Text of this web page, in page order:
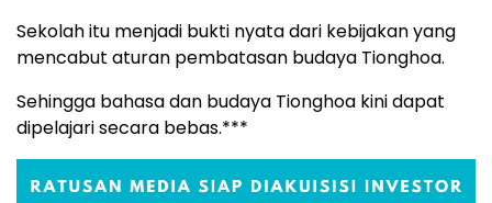
Sekolah itu menjadi bukti nyata dari kebijakan yang
mencabut aturan pembatasan budaya Tionghoa.
Sehingga bahasa dan budaya Tionghoa kini dapat
dipelajari secara bebas.***